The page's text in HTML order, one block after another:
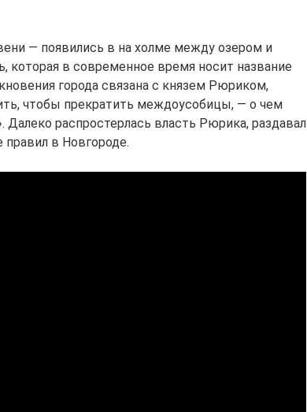
— появились в на холме между озером и
которая в современное время носит название
города связана с князем Рюриком,
чтобы прекратить междоусобицы, — о чем
распростерлась власть Рюрика, раздавал
в Новгороде.